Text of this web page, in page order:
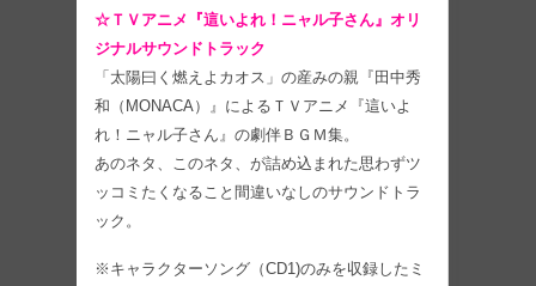
☆ＴＶアニメ『這いよれ！ニャル子さん』オリ
ジナルサウンドトラック
「太陽曰く燃えよカオス」の産みの親『田中秀
和（MONACA）』によるＴＶアニメ『這いよ
れ！ニャル子さん』の劇伴ＢＧＭ集。
あのネタ、このネタ、が詰め込まれた思わずツ
ッコミたくなること間違いなしのサウンドトラ
ック。
※キャラクターソング（CD1)のみを収録したミ